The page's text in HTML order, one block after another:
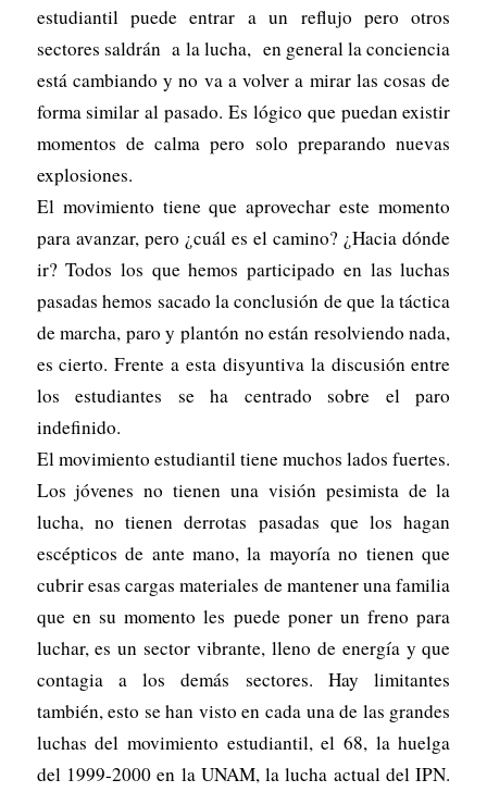
estudiantil puede entrar a un reflujo pero otros
sectores saldrán a la lucha, en general la conciencia
está cambiando y no va a volver a mirar las cosas de
forma similar al pasado. Es lógico que puedan existir
momentos de calma pero solo preparando nuevas
explosiones.
El movimiento tiene que aprovechar este momento
para avanzar, pero ¿cuál es el camino? ¿Hacia dónde
ir? Todos los que hemos participado en las luchas
pasadas hemos sacado la conclusión de que la táctica
de marcha, paro y plantón no están resolviendo nada,
es cierto. Frente a esta disyuntiva la discusión entre
los estudiantes se ha centrado sobre el paro
indefinido.
El movimiento estudiantil tiene muchos lados fuertes.
Los jóvenes no tienen una visión pesimista de la
lucha, no tienen derrotas pasadas que los hagan
escépticos de ante mano, la mayoría no tienen que
cubrir esas cargas materiales de mantener una familia
que en su momento les puede poner un freno para
luchar, es un sector vibrante, lleno de energía y que
contagia a los demás sectores. Hay limitantes
también, esto se han visto en cada una de las grandes
luchas del movimiento estudiantil, el 68, la huelga
del 1999-2000 en la UNAM, la lucha actual del IPN.